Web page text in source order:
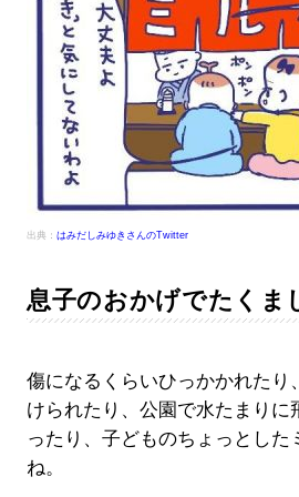
出典： はみだしみゆきさんのTwitter
息子のおかげでたくま
傷になるくらいひっかかれたり
けられたり、公園で水たまりに
ったり、子どものちょっとした
ね。